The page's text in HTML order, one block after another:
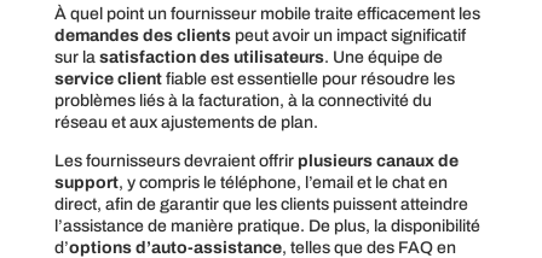
À quel point un fournisseur mobile traite efficacement les
demandes des clientspeut avoir un impact significatif
sur la satisfaction des utilisateurs. Une équipe de
service clientfiable est essentielle pour résoudre les
problèmes liés à la facturation, à la connectivité du
réseau et aux ajustements de plan.
Les fournisseurs devraient offrir plusieurs canaux de
support, y compris le téléphone, l’email et le chat en
direct, afin de garantir que les clients puissent atteindre
l’assistance de manière pratique. De plus, la disponibilité
d’options d’auto-assistance, telles que des FAQ en